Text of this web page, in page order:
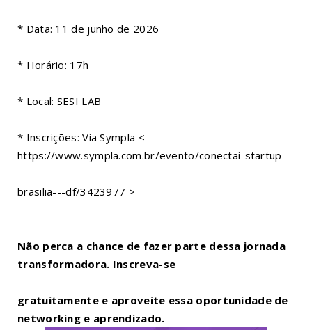
* Data: 11 de junho de 2026
* Horário: 17h
* Local: SESI LAB
* Inscrições: Via Sympla <
https://www.sympla.com.br/evento/conectai-startup--
brasilia---df/3423977 >
Não perca a chance de fazer parte dessa jornada
transformadora. Inscreva-se
gratuitamente e aproveite essa oportunidade de
networking e aprendizado.